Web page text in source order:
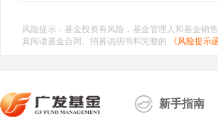
风险提示：基金投资有风险，基金管理人和基金销
真阅读基金合同、招募说明书和完整的
《风险提示
新手指南